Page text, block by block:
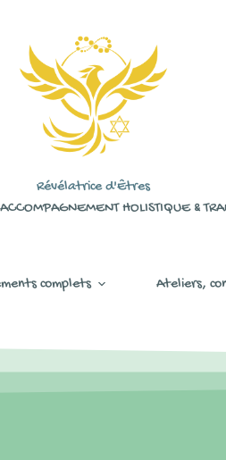
Révélatrice d'Êtres
HOLISTIQUE &
complets Ateliers,